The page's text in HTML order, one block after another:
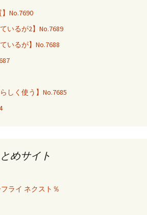
】No.7690
いるが2】No.7689
いるが】No.7688
しく使う】No.7685
めサイト
ライ ネクスト％